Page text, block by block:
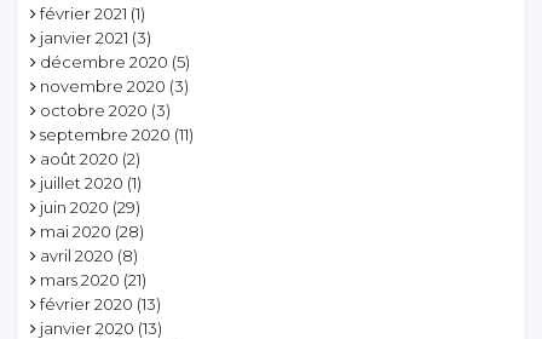
février 2021 (1)
janvier 2021 (3)
décembre 2020 (5)
novembre 2020 (3)
octobre 2020 (3)
septembre 2020 (11)
août 2020 (2)
juillet 2020 (1)
juin 2020 (29)
mai 2020 (28)
avril 2020 (8)
mars 2020 (21)
février 2020 (13)
janvier 2020 (13)